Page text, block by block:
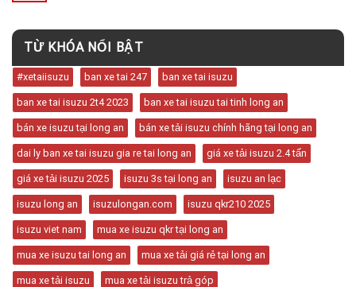
TỪ KHÓA NỔI BẬT
#xetaiisuzu ban xe tai 247 ban xe tai isuzu
ban xe tai isuzu 2t4 2023 ban xe tai isuzu tai tinh long an
bán xe isuzu tại long an bán xe tải isuzu chính hãng tại long an
dai ly ban xe tai isuzu gia re tai long an giá xe tải isuzu 2.4 tấn
giá xe tải isuzu 2025 isuzu 3s tại long an isuzu an lạc
isuzu long an isuzulongan.com isuzu qkr210 2025
isuzu viet nam mua xe isuzu qkr tại long an
mua xe isuzu tai long an mua xe tải giá rẻ tại long an
mua xe tải isuzu mua xe tải isuzu trả góp